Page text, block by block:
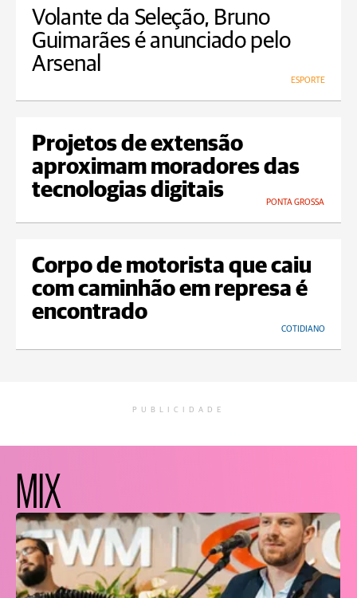
Volante da Seleção, Bruno
Guimarães é anunciado pelo
Arsenal
ESPORTE
Projetos de extensão
aproximam moradores das
tecnologias digitais
PONTA GROSSA
Corpo de motorista que caiu
com caminhão em represa é
encontrado
COTIDIANO
PUBLICIDADE
MIX